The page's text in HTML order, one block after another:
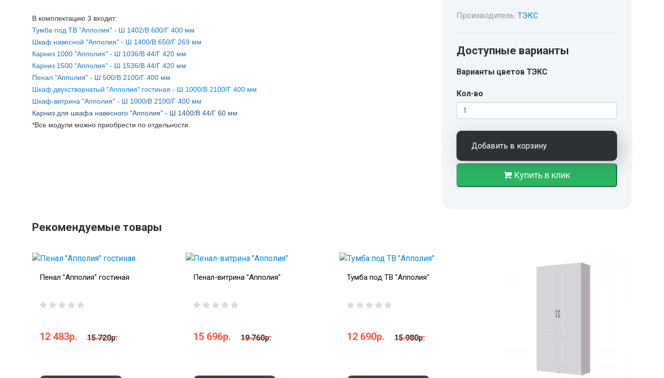
СТОЛЫ ПИСЬМЕННЫЕ
ТУМБЫ
МОЙКИ
ОБЕДЕННЫЕ ГРУППЫ
СТУЛЬЯ
ТАБУРЕТЫ
ШКАФЫ
ЭТАЖЕРКИ И БАНКЕТКИ
ДЛЯ ОБУВИ
В комплектацию 3 входит:
Тумба под ТВ "Апполия" - Ш 1402/В 600/Г 400 мм
Шкаф навесной "Апполия" - Ш 1400/В 650/Г 269 мм
Карниз 1000 "Апполия" - Ш 1036/В 44/Г 420 мм
Карниз 1500 "Апполия" - Ш 1536/В 44/Г 420 мм
Пенал "Апполия" - Ш 500/В 2100/Г 400 мм
Шкаф двухстворчатый "Апполия" гостиная - Ш 1000/В 2100/Г 400 мм
Шкаф-витрина "Апполия" - Ш 1000/В 2100/Г 400 мм
Карниз для шкафа навесного "Апполия" - Ш 1400/В 44/Г 60 мм
*Все модули можно приобрести по отдельности
Производитель: ТЭКС
Доступные варианты
Варианты цветов ТЭКС
Кол-во
Добавить в корзину
Купить в клик
Рекомендуемые товары
Пенал "Апполия" гостиная
12 483р. 15 720р.
Пенал-витрина "Апполия"
15 696р. 19 760р.
Тумба под ТВ "Апполия"
12 690р. 15 980р.